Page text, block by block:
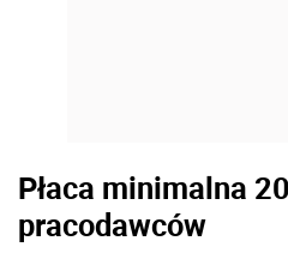
Płaca minimalna
pracodawców